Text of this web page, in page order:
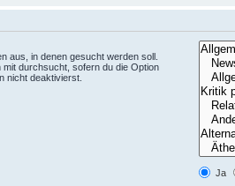
aus, in denen gesucht werden soll.
durchsucht, sofern du die Option
nicht deaktivierst.
Ja